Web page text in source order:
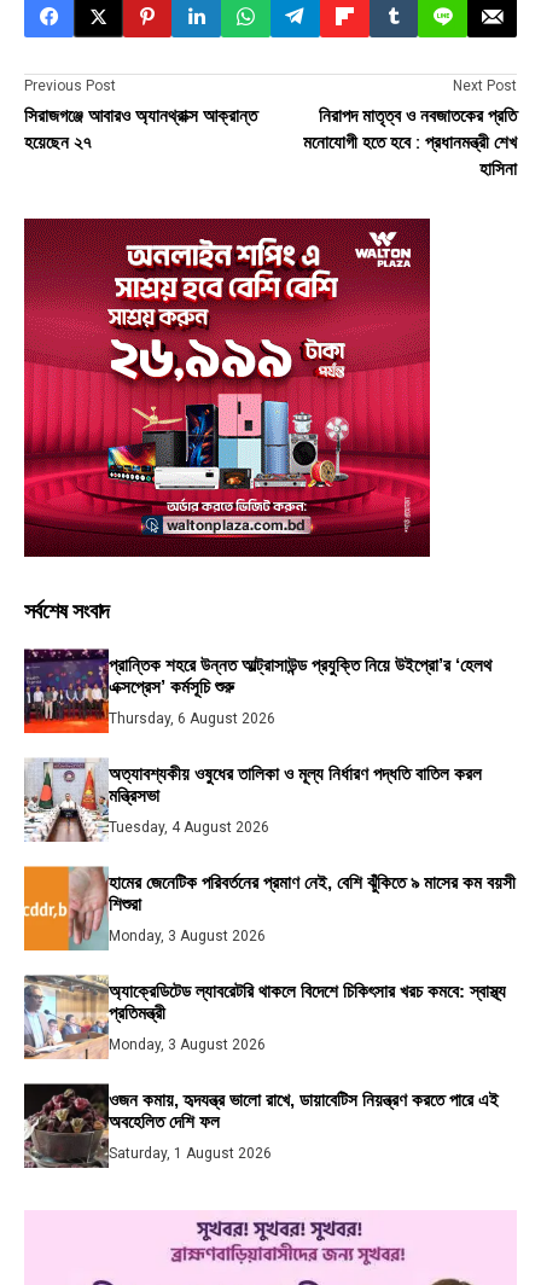
Previous Post
সিরাজগঞ্জে আবারও অ্যানথ্রাক্স আক্রান্ত
হয়েছেন ২৭
Next Post
নিরাপদ মাতৃত্ব ও নবজাতকের প্রতি
মনোযোগী হতে হবে : প্রধানমন্ত্রী শেখ
হাসিনা
সর্বশেষ সংবাদ
প্রান্তিক শহরে উন্নত আল্ট্রাসাউন্ড প্রযুক্তি নিয়ে উইপ্রো’র ‘হেলথ
এক্সপ্রেস’ কর্মসূচি শুরু
Thursday, 6 August 2026
অত্যাবশ্যকীয় ওষুধের তালিকা ও মূল্য নির্ধারণ পদ্ধতি বাতিল করল
মন্ত্রিসভা
Tuesday, 4 August 2026
হামের জেনেটিক পরিবর্তনের প্রমাণ নেই, বেশি ঝুঁকিতে ৯ মাসের কম বয়সী
শিশুরা
Monday, 3 August 2026
অ্যাক্রেডিটেড ল্যাবরেটরি থাকলে বিদেশে চিকিৎসার খরচ কমবে: স্বাস্থ্য
প্রতিমন্ত্রী
Monday, 3 August 2026
ওজন কমায়, হৃদযন্ত্র ভালো রাখে, ডায়াবেটিস নিয়ন্ত্রণ করতে পারে এই
অবহেলিত দেশি ফল
Saturday, 1 August 2026